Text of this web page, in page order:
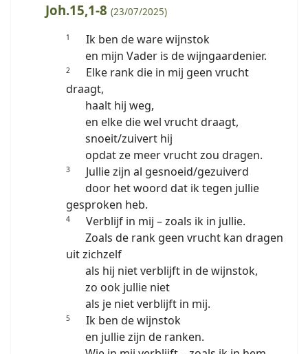
Joh.15,1-8 (23/07/2025)
1
Ik ben de ware wijnstok
en mijn Vader is de wijngaardenier.
2
Elke rank die in mij geen vrucht
draagt,
haalt hij weg,
en elke die wel vrucht draagt,
snoeit/zuivert hij
opdat ze meer vrucht zou dragen.
3
Jullie zijn al gesnoeid/gezuiverd
door het woord dat ik tegen jullie
gesproken heb.
4
Verblijf in mij – zoals ik in jullie.
Zoals de rank geen vrucht kan dragen
uit zichzelf
als hij niet verblijft in de wijnstok,
zo ook jullie niet
als je niet verblijft in mij.
5
Ik ben de wijnstok
en jullie zijn de ranken.